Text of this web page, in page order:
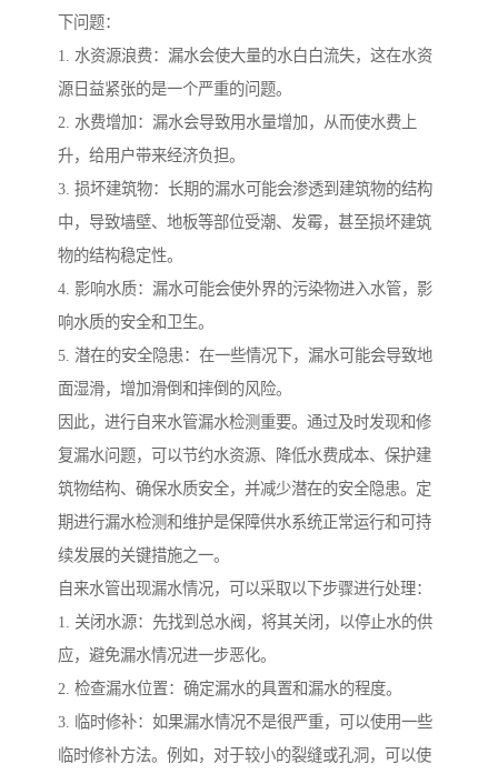
下问题：
1. 水资源浪费：漏水会使大量的水白白流失，这在水资
源日益紧张的是一个严重的问题。
2. 水费增加：漏水会导致用水量增加，从而使水费上
升，给用户带来经济负担。
3. 损坏建筑物：长期的漏水可能会渗透到建筑物的结构
中，导致墙壁、地板等部位受潮、发霉，甚至损坏建筑
物的结构稳定性。
4. 影响水质：漏水可能会使外界的污染物进入水管，影
响水质的安全和卫生。
5. 潜在的安全隐患：在一些情况下，漏水可能会导致地
面湿滑，增加滑倒和摔倒的风险。
因此，进行自来水管漏水检测重要。通过及时发现和修
复漏水问题，可以节约水资源、降低水费成本、保护建
筑物结构、确保水质安全，并减少潜在的安全隐患。定
期进行漏水检测和维护是保障供水系统正常运行和可持
续发展的关键措施之一。
自来水管出现漏水情况，可以采取以下步骤进行处理：
1. 关闭水源：先找到总水阀，将其关闭，以停止水的供
应，避免漏水情况进一步恶化。
2. 检查漏水位置：确定漏水的具置和漏水的程度。
3. 临时修补：如果漏水情况不是很严重，可以使用一些
临时修补方法。例如，对于较小的裂缝或孔洞，可以使